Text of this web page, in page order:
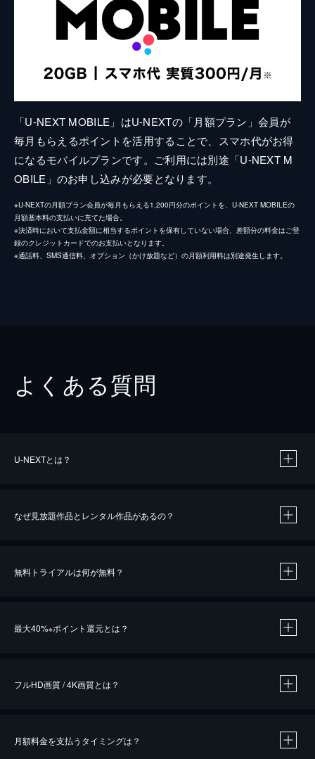
「U-NEXT MOBILE」はU-NEXTの「月額プラン」会員が
毎月もらえるポイントを活用することで、スマホ代がお得
になるモバイルプランです。ご利用には別途「U-NEXT M
OBILE」のお申し込みが必要となります。
※U-NEXTの月額プラン会員が毎月もらえる1,200円分のポイントを、U-NEXT MOBILEの
月額基本料の支払いに充てた場合。
※決済時において支払金額に相当するポイントを保有していない場合、差額分の料金はご登
録のクレジットカードでのお支払いとなります。
※通話料、SMS通信料、オプション（かけ放題など）の月額利用料は別途発生します。
よくある質問
U-NEXTとは？
なぜ見放題作品とレンタル作品があるの？
無料トライアルは何が無料？
最大40%※ポイント還元とは？
※40％ポイント還元の対象は、クレジットカード決済による作品の購入 / レンタルです。
フルHD画質 / 4K画質とは？
月額料金を支払うタイミングは？